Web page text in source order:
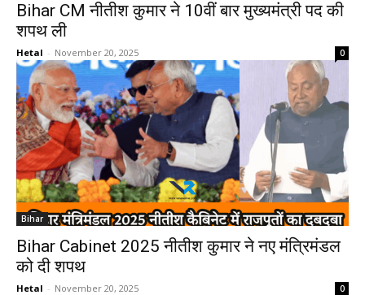
Bihar CM नीतीश कुमार ने 10वीं बार मुख्यमंत्री पद की
शपथ ली
Hetal - November 20, 2025 0
Bihar
Bihar Cabinet 2025 नीतीश कुमार ने नए मंत्रिमंडल
को दी शपथ
Hetal - November 20, 2025 0